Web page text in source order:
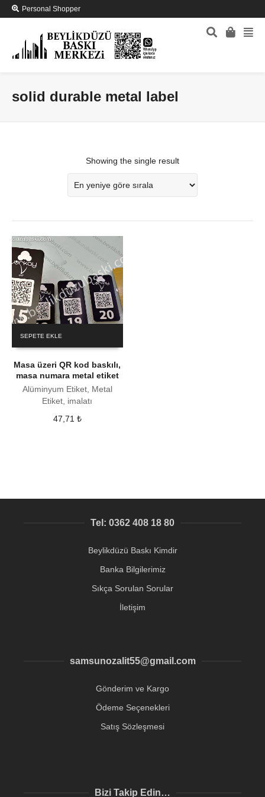
Personal Shopper
solid durable metal label
Showing the single result
SEPETE EKLE
Masa üzeri QR kod baskılı,
masa numara metal etiket
Alüminyum Etiket, Metal
Etiket, imalatı
47,71 ₺
Tel: 0362 408 18 80
Beylikdüzü Baskı Kimdir
Banka Bilgilerimiz
Sıkça Sorulan Sorular
İletişim
samsunozalit55@gmail.com
Gönderim ve Kargo
Ödeme Seçenekleri
Satış Sözleşmesi
Bizi Takip Edin…